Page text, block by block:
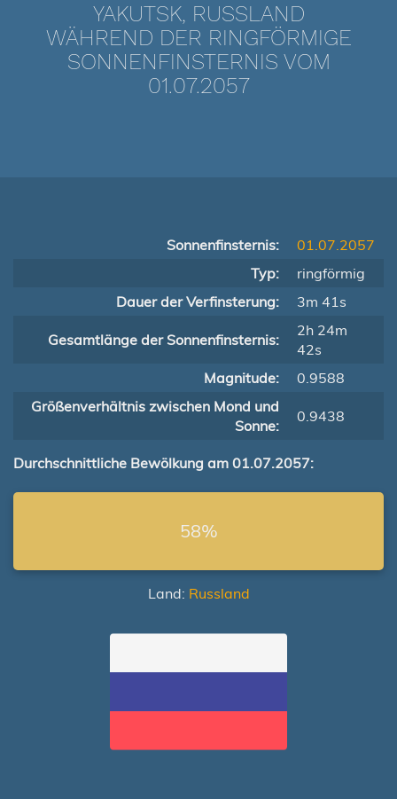
YAKUTSK, RUSSLAND
WÄHREND DER RINGFÖRMIGE
SONNENFINSTERNIS VOM
01.07.2057
Sonnenfinsternis:
01.07.2057
Typ:
ringförmig
Dauer der Verfinsterung:
3m 41s
Gesamtlänge der Sonnenfinsternis:
2h 24m
42s
Magnitude:
0.9588
Größenverhältnis zwischen Mond und
Sonne:
0.9438
Durchschnittliche Bewölkung am 01.07.2057:
58%
Land: Russland